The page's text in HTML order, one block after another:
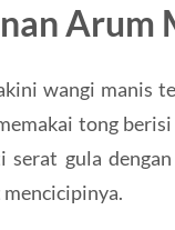
Arum
wangi manis
tong
serat gula
mencicipinya.